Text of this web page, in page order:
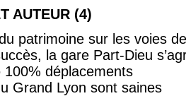
AUTEUR (4)
patrimoine sur les voies
la gare Part-Dieu
100% déplacements
Grand Lyon sont saines